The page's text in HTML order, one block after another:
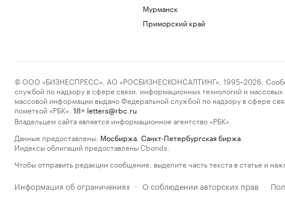
Мурманск
Приморский край
© ООО «БИЗНЕСПРЕСС», АО «РОСБИЗНЕСКОНСАЛТИНГ», 1995–2026.
службой по надзору в сфере связи, информационных технологий и
массовой информации выдано Федеральной службой по надзору в сфере
пометкой «РБК».
18+ letters@rbc.ru
Владельцем сайта является информационное агентство «РБК».
Данные предоставлены: Мосбиржа Санкт-Петербургская биржа
Индексы облигаций предоставлены Cbonds.
Чтобы отправить редакции сообщение, выделите часть текста в статье и
Информация об ограничениях · О соблюдении авторских прав ·